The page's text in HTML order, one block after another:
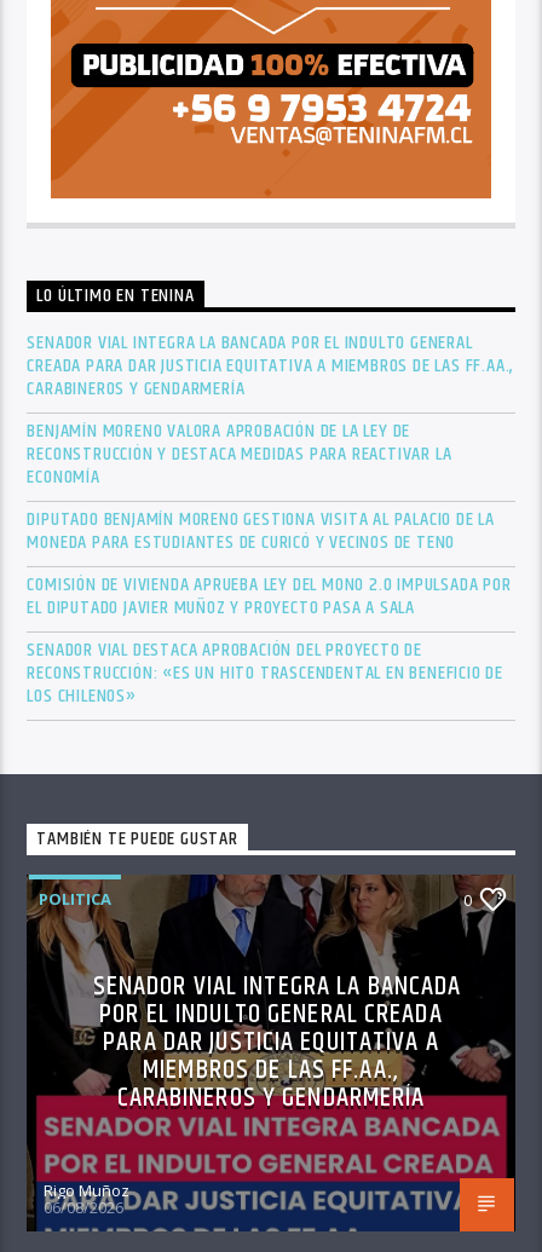
LO ÚLTIMO EN TENINA
SENADOR VIAL INTEGRA LA BANCADA POR EL INDULTO GENERAL
CREADA PARA DAR JUSTICIA EQUITATIVA A MIEMBROS DE LAS FF.AA.,
CARABINEROS Y GENDARMERÍA
BENJAMÍN MORENO VALORA APROBACIÓN DE LA LEY DE
RECONSTRUCCIÓN Y DESTACA MEDIDAS PARA REACTIVAR LA
ECONOMÍA
DIPUTADO BENJAMÍN MORENO GESTIONA VISITA AL PALACIO DE LA
MONEDA PARA ESTUDIANTES DE CURICÓ Y VECINOS DE TENO
COMISIÓN DE VIVIENDA APRUEBA LEY DEL MONO 2.0 IMPULSADA POR
EL DIPUTADO JAVIER MUÑOZ Y PROYECTO PASA A SALA
SENADOR VIAL DESTACA APROBACIÓN DEL PROYECTO DE
RECONSTRUCCIÓN: «ES UN HITO TRASCENDENTAL EN BENEFICIO DE
LOS CHILENOS»
TAMBIÉN TE PUEDE GUSTAR
POLITICA 0
SENADOR VIAL INTEGRA LA BANCADA
POR EL INDULTO GENERAL CREADA
PARA DAR JUSTICIA EQUITATIVA A
MIEMBROS DE LAS FF.AA.,
CARABINEROS Y GENDARMERÍA
Rigo Muñoz
06/08/2026